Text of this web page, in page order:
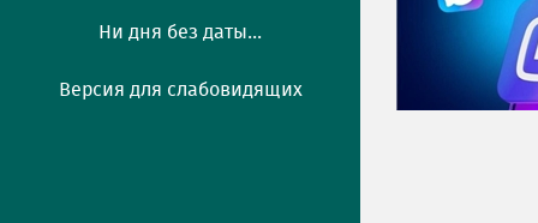
Ни дня без даты...
Версия для слабовидящих